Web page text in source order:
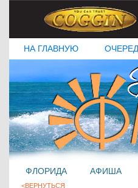
НА ГЛАВНУЮ
ФЛОРИДА АФИША
<ВЕРНУТЬСЯ